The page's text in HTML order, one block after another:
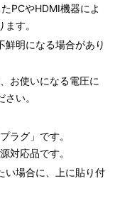
PCやHDMI機器によ
す。
鮮明になる場合があり
お使いになる電圧に
い。
ラグ」です。
対応品です。
い場合に、上に貼り付